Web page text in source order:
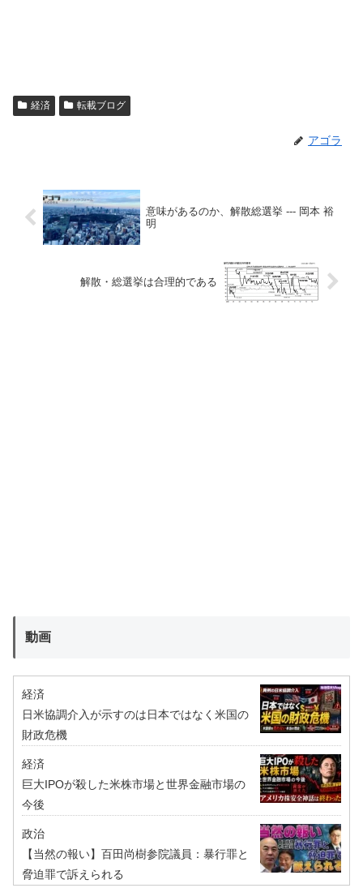
経済 転載ブログ
アゴラ
意味があるのか、解散総選挙 --- 岡本 裕
明
解散・総選挙は合理的である
動画
経済
日米協調介入が示すのは日本ではなく米国の
財政危機
経済
巨大IPOが殺した米株市場と世界金融市場の
今後
政治
【当然の報い】百田尚樹参院議員：暴行罪と
脅迫罪で訴えられる